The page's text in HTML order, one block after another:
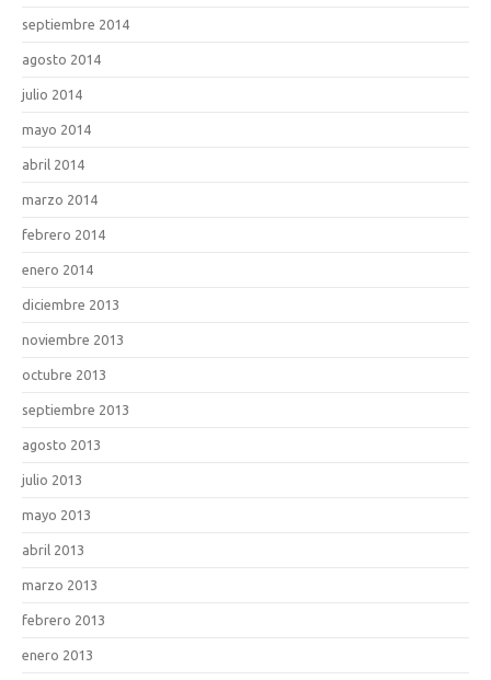
septiembre 2014
agosto 2014
julio 2014
mayo 2014
abril 2014
marzo 2014
febrero 2014
enero 2014
diciembre 2013
noviembre 2013
octubre 2013
septiembre 2013
agosto 2013
julio 2013
mayo 2013
abril 2013
marzo 2013
febrero 2013
enero 2013